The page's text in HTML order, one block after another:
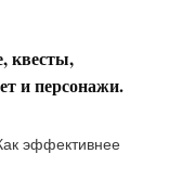
квесты,
и персонажи.
эффективнее